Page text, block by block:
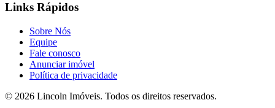
Links Rápidos
Sobre Nós
Equipe
Fale conosco
Anunciar imóvel
Política de privacidade
© 2026 Lincoln Imóveis. Todos os direitos reservados.